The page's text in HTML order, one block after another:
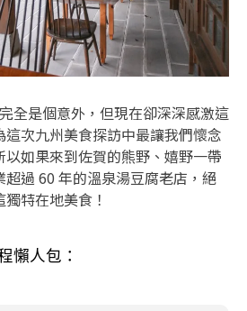
完全是個意外，但現在卻深深感激這
次九州美食探訪中最讓我們懷念
如果來到佐賀的熊野、嬉野一帶
過 60 年的溫泉湯豆腐老店，絕
特在地美食！
懶人包：